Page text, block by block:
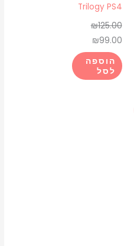
Trilogy PS4
₪125.00
₪125.00.
₪99.00
₪99.00.
הוספה
לסל